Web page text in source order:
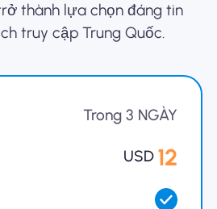
thành lựa chọn đáng tin
truy cập Trung Quốc.
Trong 3 NGÀY
USD 12